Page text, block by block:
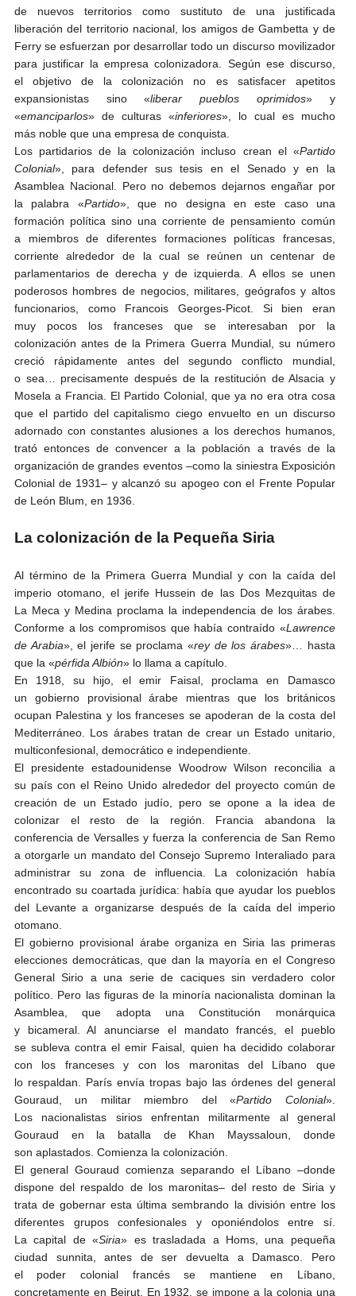
de nuevos territorios como sustituto de una justificada
liberación del territorio nacional, los amigos de Gambetta y de
Ferry se esfuerzan por desarrollar todo un discurso movilizador
para justificar la empresa colonizadora. Según ese discurso,
el objetivo de la colonización no es satisfacer apetitos
expansionistas sino «liberar pueblos oprimidos» y
«emanciparlos» de culturas «inferiores», lo cual es mucho
más noble que una empresa de conquista.
Los partidarios de la colonización incluso crean el «Partido
Colonial», para defender sus tesis en el Senado y en la
Asamblea Nacional. Pero no debemos dejarnos engañar por
la palabra «Partido», que no designa en este caso una
formación política sino una corriente de pensamiento común
a miembros de diferentes formaciones políticas francesas,
corriente alrededor de la cual se reúnen un centenar de
parlamentarios de derecha y de izquierda. A ellos se unen
poderosos hombres de negocios, militares, geógrafos y altos
funcionarios, como Francois Georges-Picot. Si bien eran
muy pocos los franceses que se interesaban por la
colonización antes de la Primera Guerra Mundial, su número
creció rápidamente antes del segundo conflicto mundial,
o sea… precisamente después de la restitución de Alsacia y
Mosela a Francia. El Partido Colonial, que ya no era otra cosa
que el partido del capitalismo ciego envuelto en un discurso
adornado con constantes alusiones a los derechos humanos,
trató entonces de convencer a la población a través de la
organización de grandes eventos –como la siniestra Exposición
Colonial de 1931– y alcanzó su apogeo con el Frente Popular
de León Blum, en 1936.
La colonización de la Pequeña Siria
Al término de la Primera Guerra Mundial y con la caída del
imperio otomano, el jerife Hussein de las Dos Mezquitas de
La Meca y Medina proclama la independencia de los árabes.
Conforme a los compromisos que había contraído «Lawrence
de Arabia», el jerife se proclama «rey de los árabes»… hasta
que la «pérfida Albión» lo llama a capítulo.
En 1918, su hijo, el emir Faisal, proclama en Damasco
un gobierno provisional árabe mientras que los británicos
ocupan Palestina y los franceses se apoderan de la costa del
Mediterráneo. Los árabes tratan de crear un Estado unitario,
multiconfesional, democrático e independiente.
El presidente estadounidense Woodrow Wilson reconcilia a
su país con el Reino Unido alrededor del proyecto común de
creación de un Estado judío, pero se opone a la idea de
colonizar el resto de la región. Francia abandona la
conferencia de Versalles y fuerza la conferencia de San Remo
a otorgarle un mandato del Consejo Supremo Interaliado para
administrar su zona de influencia. La colonización había
encontrado su coartada jurídica: había que ayudar los pueblos
del Levante a organizarse después de la caída del imperio
otomano.
El gobierno provisional árabe organiza en Siria las primeras
elecciones democráticas, que dan la mayoría en el Congreso
General Sirio a una serie de caciques sin verdadero color
político. Pero las figuras de la minoría nacionalista dominan la
Asamblea, que adopta una Constitución monárquica
y bicameral. Al anunciarse el mandato francés, el pueblo
se subleva contra el emir Faisal, quien ha decidido colaborar
con los franceses y con los maronitas del Líbano que
lo respaldan. París envía tropas bajo las órdenes del general
Gouraud, un militar miembro del «Partido Colonial».
Los nacionalistas sirios enfrentan militarmente al general
Gouraud en la batalla de Khan Mayssaloun, donde
son aplastados. Comienza la colonización.
El general Gouraud comienza separando el Líbano –donde
dispone del respaldo de los maronitas– del resto de Siria y
trata de gobernar esta última sembrando la división entre los
diferentes grupos confesionales y oponiéndolos entre sí.
La capital de «Siria» es trasladada a Homs, una pequeña
ciudad sunnita, antes de ser devuelta a Damasco. Pero
el poder colonial francés se mantiene en Líbano,
concretamente en Beirut. En 1932, se impone a la colonia una